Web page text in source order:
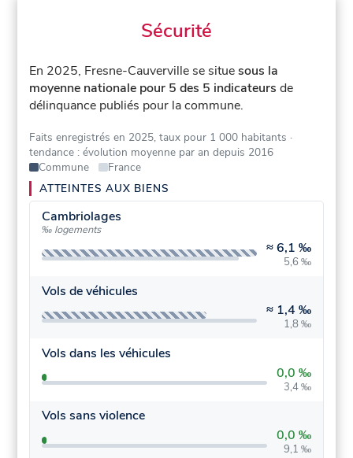
Sécurité
En 2025, Fresne-Cauverville se situesous la
moyenne nationale pour 5 des 5 indicateurs de
délinquance publiés pour la commune.
Faits enregistrés en 2025, taux pour 1 000 habitants ·
tendance : évolution moyenne par an depuis 2016
Commune
France
ATTEINTES AUX BIENS
Cambriolages
‰ logements
≈6,1 ‰
5,6 ‰
Vols de véhicules
≈ 1,4 ‰
1,8 ‰
Vols dans les véhicules
0,0 ‰
3,4 ‰
Vols sans violence
0,0 ‰
9,1 ‰